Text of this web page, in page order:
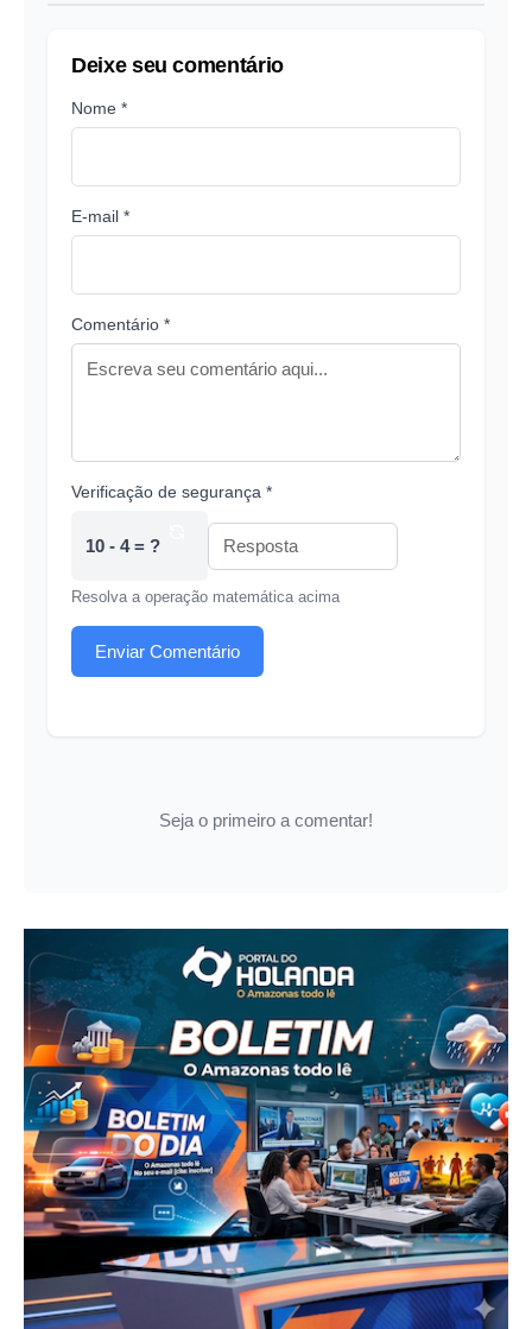
Deixe seu comentário
Nome *
E-mail *
Comentário *
Verificação de segurança *
10 - 4 = ?
Resolva a operação matemática acima
Enviar Comentário
Seja o primeiro a comentar!